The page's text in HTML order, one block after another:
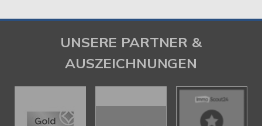
UNSERE PARTNER &
AUSZEICHNUNGEN